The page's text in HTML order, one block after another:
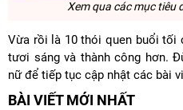
Xem qua các mục tiêu
Vừa rồi là 10 thói quen buổi tối
tươi sáng và thành công hơn.
nữ để tiếp tục cập nhật các bài
BÀI VIẾT MỚI NHẤT